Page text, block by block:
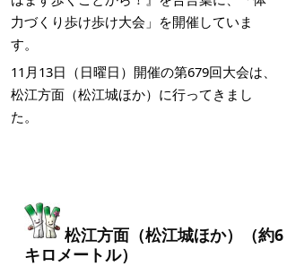
力づくり歩け歩け大会」を開催していま
す。
11月13日（日曜日）開催の第679回大会は、
松江方面（松江城ほか）に行ってきまし
た。
松江方面（松江城ほか）（約6
キロメートル）